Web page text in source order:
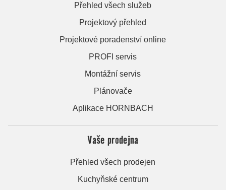
Přehled všech služeb
Projektový přehled
Projektové poradenství online
PROFI servis
Montážní servis
Plánovače
Aplikace HORNBACH
Vaše prodejna
Přehled všech prodejen
Kuchyňské centrum